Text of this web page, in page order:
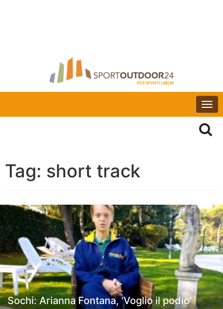
Tag: short track
Sochi: Arianna Fontana, ‘Voglio il podio’